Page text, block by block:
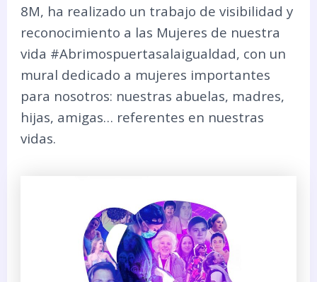
8M, ha realizado un trabajo de visibilidad y
reconocimiento a las Mujeres de nuestra
vida #Abrimospuertasalaigualdad, con un
mural dedicado a mujeres importantes
para nosotros: nuestras abuelas, madres,
hijas, amigas… referentes en nuestras
vidas.